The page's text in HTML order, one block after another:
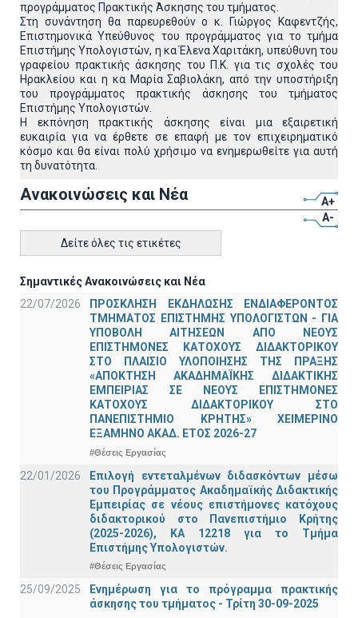
προγράμματος Πρακτικής Άσκησης του τμήματος.
Στη συνάντηση θα παρευρεθούν ο κ. Γιώργος Καφεντζής,
Επιστημονικά Υπεύθυνος του προγράμματος για το τμήμα
Επιστήμης Υπολογιστών, η κα Έλενα Χαριτάκη, υπεύθυνη του
γραφείου πρακτικής άσκησης του Π.Κ. για τις σχολές του
Ηρακλείου και η κα Μαρία Σαβιολάκη, από την υποστήριξη
του προγράμματος πρακτικής άσκησης του τμήματος
Επιστήμης Υπολογιστών.
Η εκπόνηση πρακτικής άσκησης είναι μια εξαιρετική
ευκαιρία για να έρθετε σε επαφή με τον επιχειρηματικό
κόσμο και θα είναι πολύ χρήσιμο να ενημερωθείτε για αυτή
τη δυνατότητα.
Ανακοινώσεις και Νέα
A+
A-
Δείτε όλες τις ετικέτες
Σημαντικές Ανακοινώσεις και Νέα
22/07/2026
ΠΡΟΣΚΛΗΣΗ ΕΚΔΗΛΩΣΗΣ ΕΝΔΙΑΦΕΡΟΝΤΟΣ
ΤΜΗΜΑΤΟΣ ΕΠΙΣΤΗΜΗΣ ΥΠΟΛΟΓΙΣΤΩΝ - ΓΙΑ
ΥΠΟΒΟΛΗ ΑΙΤΗΣΕΩΝ ΑΠΟ ΝΕΟΥΣ
ΕΠΙΣΤΗΜΟΝΕΣ ΚΑΤΟΧΟΥΣ ΔΙΔΑΚΤΟΡΙΚΟΥ
ΣΤΟ ΠΛΑΙΣΙΟ ΥΛΟΠΟΙΗΣΗΣ ΤΗΣ ΠΡΑΞΗΣ
«ΑΠΟΚΤΗΣΗ ΑΚΑΔΗΜΑΪΚΗΣ ΔΙΔΑΚΤΙΚΗΣ
ΕΜΠΕΙΡΙΑΣ ΣΕ ΝΕΟΥΣ ΕΠΙΣΤΗΜΟΝΕΣ
ΚΑΤΟΧΟΥΣ ΔΙΔΑΚΤΟΡΙΚΟΥ ΣΤΟ
ΠΑΝΕΠΙΣΤΗΜΙΟ ΚΡΗΤΗΣ» ΧΕΙΜΕΡΙΝΟ
ΕΞΑΜΗΝΟ ΑΚΑΔ. ΕΤΟΣ 2026-27
#Θέσεις Εργασίας
22/01/2026
Επιλογή εντεταλμένων διδασκόντων μέσω
του Προγράμματος Ακαδημαϊκής Διδακτικής
Εμπειρίας σε νέους επιστήμονες κατόχους
διδακτορικού στο Πανεπιστήμιο Κρήτης
(2025-2026), ΚΑ 12218 για το Τμήμα
Επιστήμης Υπολογιστών.
#Θέσεις Εργασίας
25/09/2025
Ενημέρωση για το πρόγραμμα πρακτικής
άσκησης του τμήματος - Τρίτη 30-09-2025